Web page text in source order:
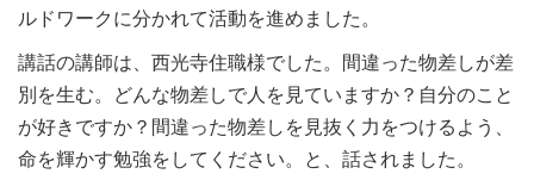
ルドワークに分かれて活動を進めました。
講話の講師は、西光寺住職様でした。間違った物差しが差
別を生む。どんな物差しで人を見ていますか？自分のこと
が好きですか？間違った物差しを見抜く力をつけるよう、
命を輝かす勉強をしてください。と、話されました。